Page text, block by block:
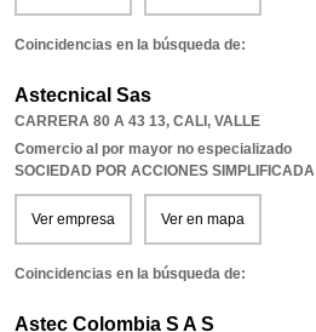
Coincidencias en la búsqueda de:
Astecnical Sas
CARRERA 80 A 43 13, CALI , VALLE
Comercio al por mayor no especializado
SOCIEDAD POR ACCIONES SIMPLIFICADA
Ver empresa Ver en mapa
Coincidencias en la búsqueda de:
Astec Colombia S A S